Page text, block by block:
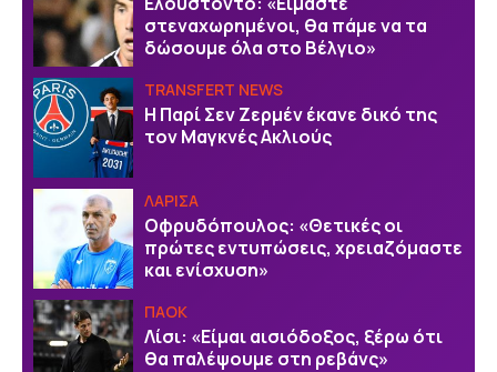
στεναχωρημένοι, θα πάμε να τα
δώσουμε όλα στο Βέλγιο»
TRANSFERT NEWS
Η Παρί Σεν Ζερμέν έκανε δικό της
τον Μαγκνές Ακλιούς
ΛΑΡΙΣΑ
Οφρυδόπουλος: «Θετικές οι
πρώτες εντυπώσεις, χρειαζόμαστε
και ενίσχυση»
ΠΑΟΚ
Λίσι: «Είμαι αισιόδοξος, ξέρω ότι
θα παλέψουμε στη ρεβάνς»